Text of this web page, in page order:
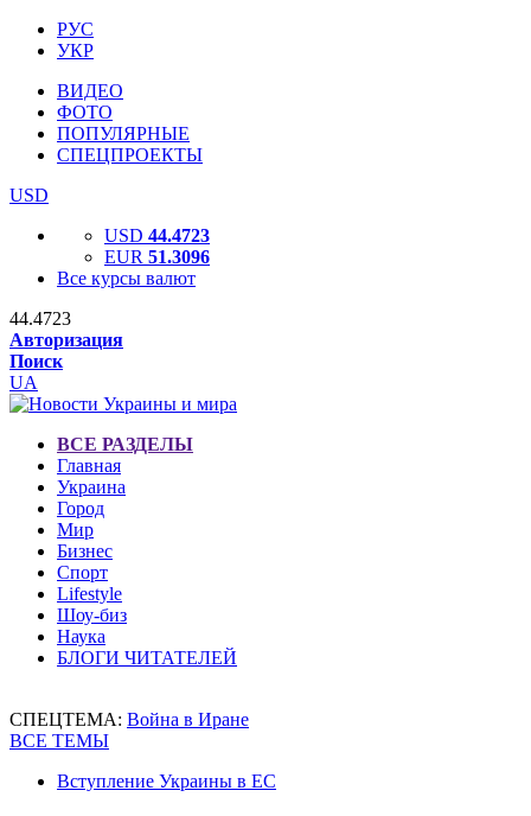
РУС
УКР
ВИДЕО
ФОТО
ПОПУЛЯРНЫЕ
СПЕЦПРОЕКТЫ
USD
USD 44.4723
EUR 51.3096
Все курсы валют
44.4723
Авторизация
Поиск
UA
ВСЕ РАЗДЕЛЫ
Главная
Украина
Город
Мир
Бизнес
Спорт
Lifestyle
Шоу-биз
Наука
БЛОГИ ЧИТАТЕЛЕЙ
СПЕЦТЕМА: Война в Иране
ВСЕ ТЕМЫ
Вступление Украины в ЕС